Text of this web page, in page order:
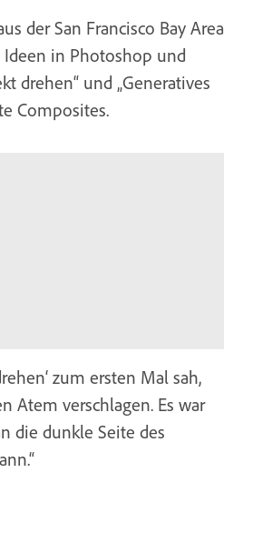
der San Francisco Bay Area
in Photoshop und
drehen“ und „Generatives
Composites.
zum ersten Mal sah,
Atem verschlagen. Es war
die dunkle Seite des